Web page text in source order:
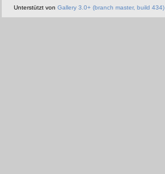
Unterstützt von Gallery 3.0+ (branch master, build 434)